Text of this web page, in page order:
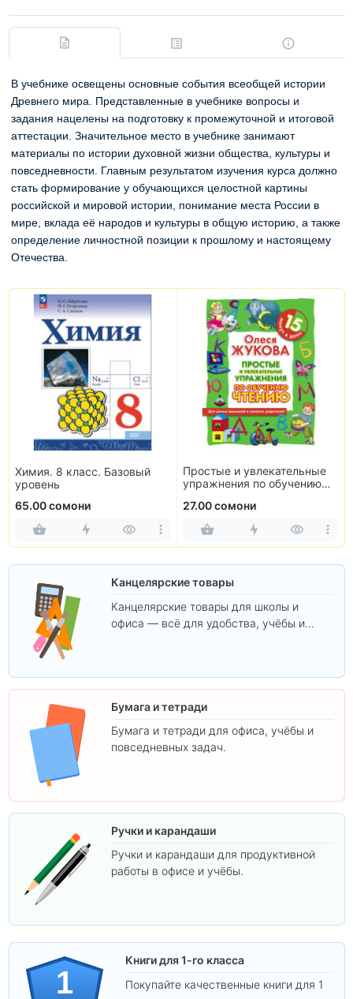
В учебнике освещены основные события всеобщей истории
Древнего мира. Представленные в учебнике вопросы и
задания нацелены на подготовку к промежуточной и итоговой
аттестации. Значительное место в учебнике занимают
материалы по истории духовной жизни общества, культуры и
повседневности. Главным результатом изучения курса должно
стать формирование у обучающихся целостной картины
российской и мировой истории, понимание места России в
мире, вклада её народов и культуры в общую историю, а также
определение личностной позиции к прошлому и настоящему
Отечества.
Химия. 8 класс. Базовый
уровень
65.00 сомони
Простые и увлекательные
упражнения по обучению
27.00 сомони
Канцелярские товары
Канцелярские товары для школы и
офиса — всё для удобства, учёбы и
Бумага и тетради
Бумага и тетради для офиса, учёбы и
повседневных задач.
Ручки и карандаши
Ручки и карандаши для продуктивной
работы в офисе и учёбы.
1
Книги для 1-го класса
Покупайте качественные книги для 1